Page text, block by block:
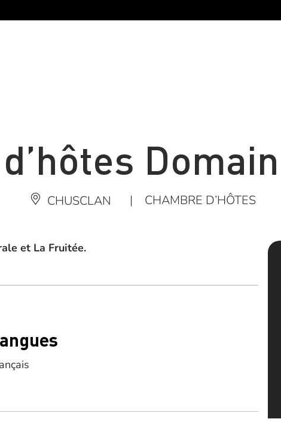
CHUSCLAN | CHAMBRE D’HÔTES
et La Fruitée.